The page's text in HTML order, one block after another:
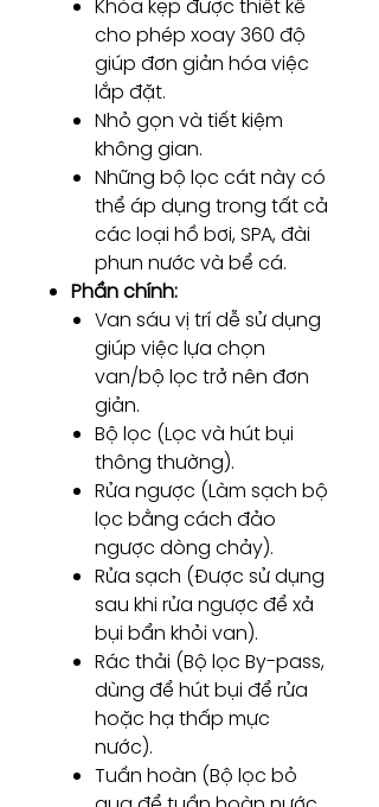
Khóa kẹp được thiết kế
cho phép xoay 360 độ
giúp đơn giản hóa việc
lắp đặt.
Nhỏ gọn và tiết kiệm
không gian.
Những bộ lọc cát này có
thể áp dụng trong tất cả
các loại hồ bơi, SPA, đài
phun nước và bể cá.
Phần chính:
Van sáu vị trí dễ sử dụng
giúp việc lựa chọn
van/bộ lọc trở nên đơn
giản.
Bộ lọc (Lọc và hút bụi
thông thường).
Rửa ngược (Làm sạch bộ
lọc bằng cách đảo
ngược dòng chảy).
Rửa sạch (Được sử dụng
sau khi rửa ngược để xả
bụi bẩn khỏi van).
Rác thải (Bộ lọc By-pass,
dùng để hút bụi để rửa
hoặc hạ thấp mực
nước).
Tuần hoàn (Bộ lọc bỏ